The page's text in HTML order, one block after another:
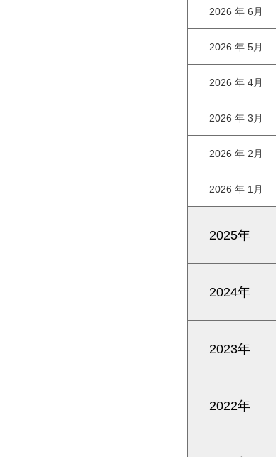
2026 年 6月
2026 年 5月
2026 年 4月
2026 年 3月
2026 年 2月
2026 年 1月
2025年
2024年
2023年
2022年